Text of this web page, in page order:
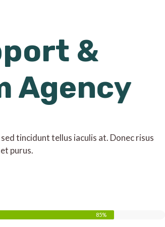
&
Agency
tincidunt tellus iaculis at. Donec risus
purus.
85%